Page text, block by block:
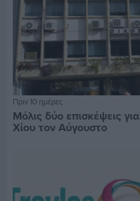
Πριν 10 ημέρες
Μόλις δύο επισκέψεις
Χίου τον Αύγουστο